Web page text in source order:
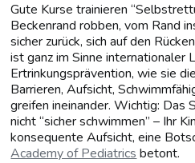
Gute Kurse trainieren
Beckenrand robben, vom Rand
sicher zurück, sich auf den
ist ganz im Sinne internationaler
Ertrinkungsprävention, wie sie
Barrieren, Aufsicht,
greifen ineinander. Wichtig: Das
nicht “sicher schwimmen” – Ihr
konsequente Aufsicht, eine
Academy of Pediatrics betont.